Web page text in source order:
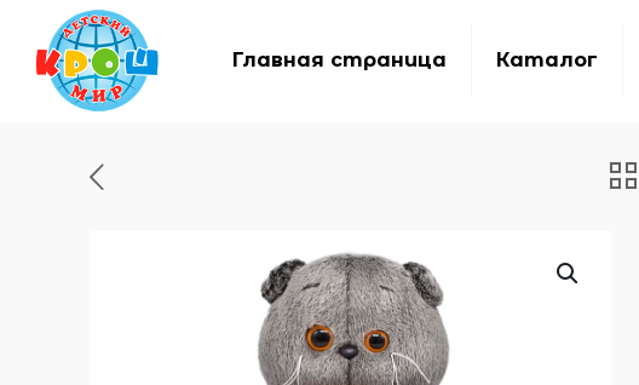
Главная страница Каталог